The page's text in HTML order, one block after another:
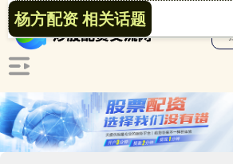
杨方配资 相关话题